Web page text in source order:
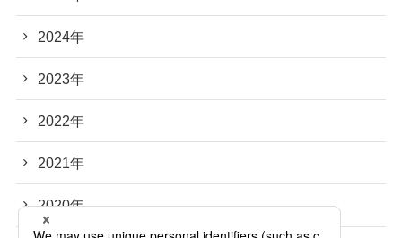
2024年
2023年
2022年
2021年
2020年